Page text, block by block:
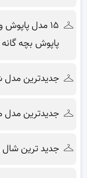
۱۵ مدل
پاپوش بچه گانه
جدیدترین مدل
جدیدترین مدل
جدید ترین شال و